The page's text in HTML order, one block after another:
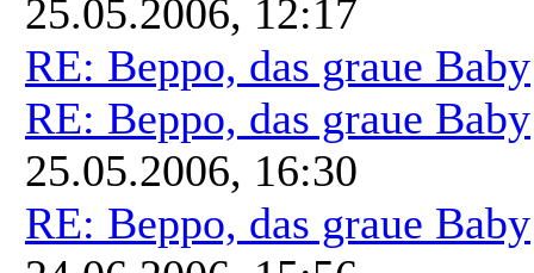
25.05.2006, 12:17
RE: Beppo, das graue Baby
RE: Beppo, das graue Baby
25.05.2006, 16:30
RE: Beppo, das graue Baby